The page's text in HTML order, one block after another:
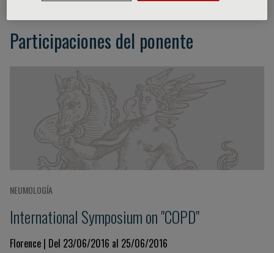
Participaciones del ponente
NEUMOLOGÍA
International Symposium on "COPD"
Florence | Del 23/06/2016 al 25/06/2016